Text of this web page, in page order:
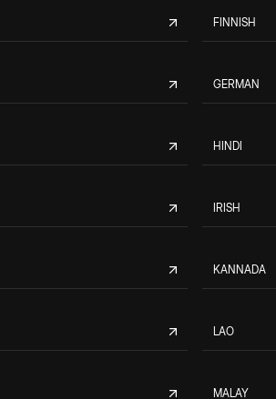
FINNISH
GERMAN
HINDI
IRISH
KANNADA
LAO
MALAY